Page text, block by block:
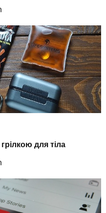
для тіла